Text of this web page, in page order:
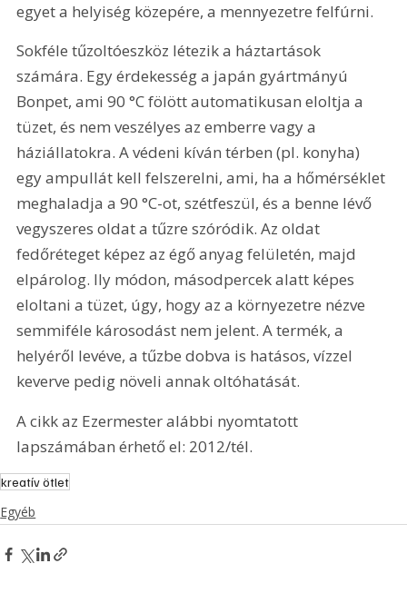
egyet a helyiség közepére, a mennyezetre felfúrni.
Sokféle tűzoltóeszköz létezik a háztartások
számára. Egy érdekesség a japán gyártmányú
Bonpet, ami 90 °C fölött automatikusan eloltja a
tüzet, és nem veszélyes az emberre vagy a
háziállatokra. A védeni kíván térben (pl. konyha)
egy ampullát kell felszerelni, ami, ha a hőmérséklet
meghaladja a 90 °C-ot, szétfeszül, és a benne lévő
vegyszeres oldat a tűzre szóródik. Az oldat
fedőréteget képez az égő anyag felületén, majd
elpárolog. Ily módon, másodpercek alatt képes
eloltani a tüzet, úgy, hogy az a környezetre nézve
semmiféle károsodást nem jelent. A termék, a
helyéről levéve, a tűzbe dobva is hatásos, vízzel
keverve pedig növeli annak oltóhatását.
A cikk az Ezermester alábbi nyomtatott
lapszámában érhető el: 2012/tél.
kreatív ötlet
Egyéb